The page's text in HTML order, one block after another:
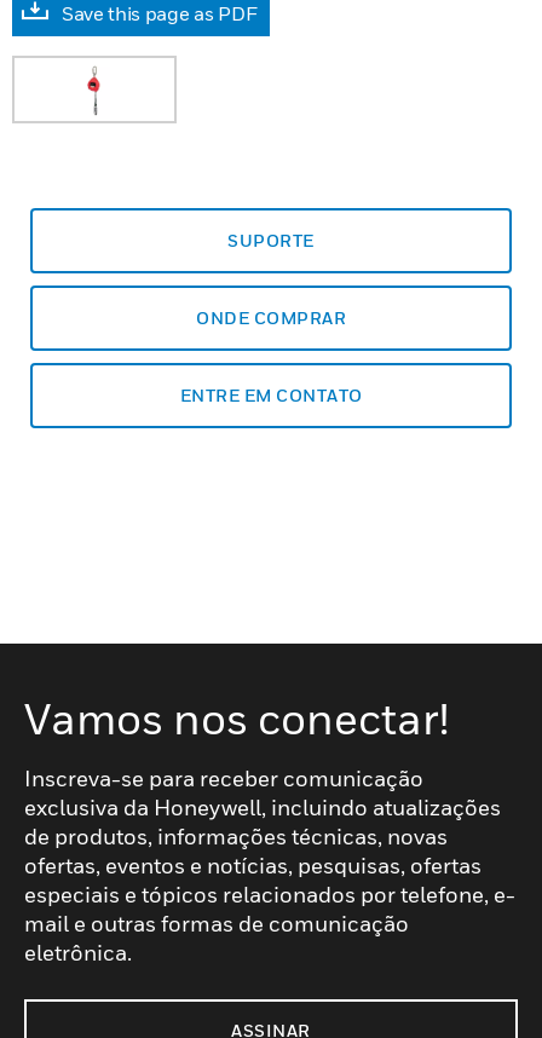
Save this page as PDF
SUPORTE
ONDE COMPRAR
ENTRE EM CONTATO
Vamos nos conectar!
Inscreva-se para receber comunicação
exclusiva da Honeywell, incluindo atualizações
de produtos, informações técnicas, novas
ofertas, eventos e notícias, pesquisas, ofertas
especiais e tópicos relacionados por telefone, e-
mail e outras formas de comunicação
eletrônica.
ASSINAR